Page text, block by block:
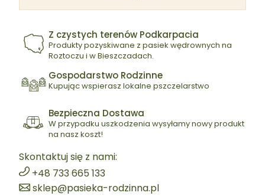
Z czystych terenów Podkarpacia
Produkty pozyskiwane z pasiek wędrownych na
Roztoczu i w Bieszczadach.
Gospodarstwo Rodzinne
Kupując wspierasz lokalne pszczelarstwo
Bezpieczna Dostawa
W przypadku uszkodzenia wysyłamy nowy produkt
na nasz koszt!
Skontaktuj się z nami:
+48 733 665 133
sklep@pasieka-rodzinna.pl